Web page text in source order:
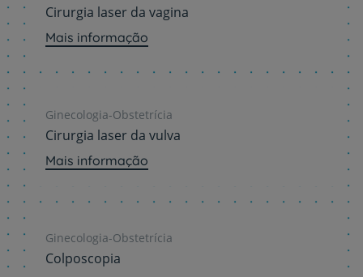
Cirurgia laser da vagina
Mais informação
Ginecologia-Obstetrícia
Cirurgia laser da vulva
Mais informação
Ginecologia-Obstetrícia
Colposcopia